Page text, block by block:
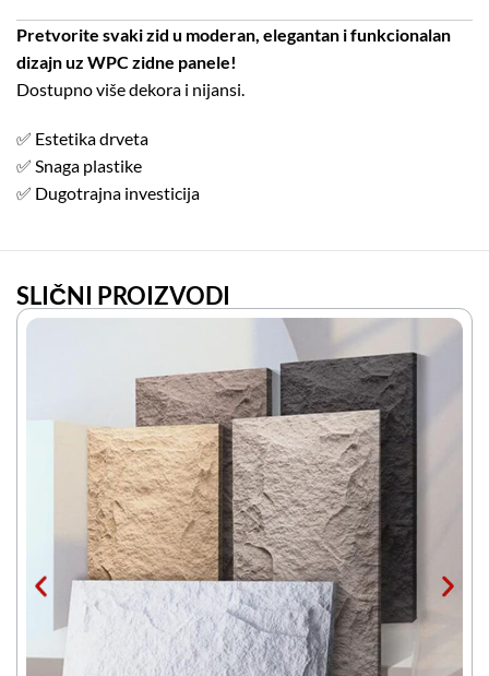
Pretvorite svaki zid u moderan, elegantan i funkcionalan
dizajn uz WPC zidne panele!
Dostupno više dekora i nijansi.
✅ Estetika drveta
✅ Snaga plastike
✅ Dugotrajna investicija
SLIČNI PROIZVODI